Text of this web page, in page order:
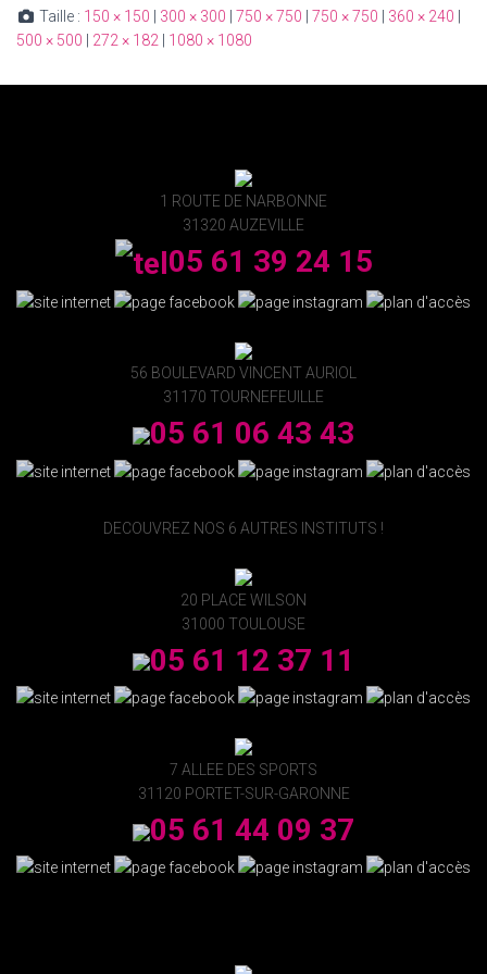
Taille : 150 × 150 300 × 300 750 × 750 750 × 750 360 × 240
500 × 500
272 × 182 1080 × 1080
1 ROUTE DE NARBONNE
31320 AUZEVILLE
05 61 39 24 15
56 BOULEVARD VINCENT AURIOL
31170 TOURNEFEUILLE
05 61 06 43 43
DECOUVREZ NOS 6 AUTRES INSTITUTS !
20 PLACE WILSON
31000 TOULOUSE
05 61 12 37 11
7 ALLEE DES SPORTS
31120 PORTET-SUR-GARONNE
05 61 44 09 37